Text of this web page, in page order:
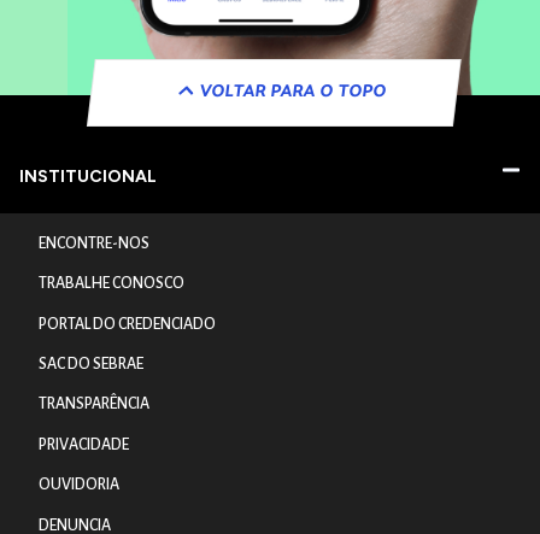
VOLTAR PARA O TOPO
INSTITUCIONAL
ENCONTRE-NOS
TRABALHE CONOSCO
PORTAL DO CREDENCIADO
SAC DO SEBRAE
TRANSPARÊNCIA
PRIVACIDADE
OUVIDORIA
DENUNCIA